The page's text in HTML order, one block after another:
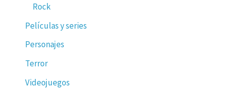
Rock
Películas y series
Personajes
Terror
Videojuegos